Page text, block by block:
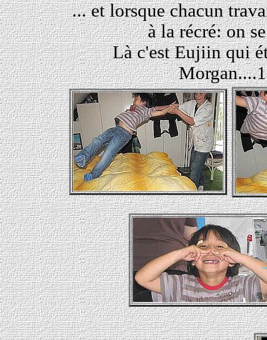
... et lorsque chacun
à la récré: on
Là c'est Eujiin qui